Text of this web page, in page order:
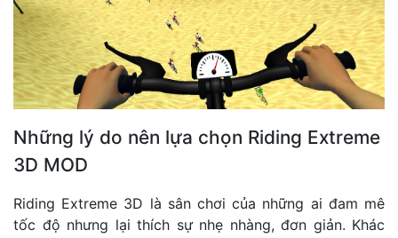
Những lý do nên lựa chọn Riding Extreme
3D MOD
Riding Extreme 3D là sân chơi của những ai đam mê
tốc độ nhưng lại thích sự nhẹ nhàng, đơn giản. Khác